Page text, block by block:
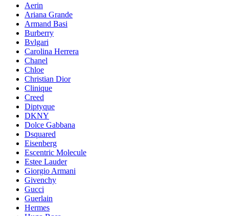
Aerin
Ariana Grande
Armand Basi
Burberry
Bvlgari
Carolina Herrera
Chanel
Chloe
Christian Dior
Clinique
Creed
Diptyque
DKNY
Dolce Gabbana
Dsquared
Eisenberg
Escentric Molecule
Estee Lauder
Giorgio Armani
Givenchy
Gucci
Guerlain
Hermes